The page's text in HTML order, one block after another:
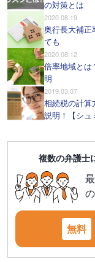
の対策とは
2020.08.19
奥行長大補正
ても
2020.08.12
倍率地域とは
明
2019.03.07
相続税の計算
説明！【シュ
複数の弁護士
無料